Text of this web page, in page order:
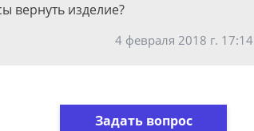
вернуть изделие?
4 февраля 2018 г. 17:14
Задать вопрос